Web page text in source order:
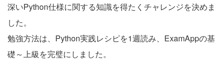
深いPython仕様に関する知識を得たくチャレンジを決めま
した。
勉強方法は、Python実践レシピを1週読み、ExamAppの基
礎～上級を完璧にしました。